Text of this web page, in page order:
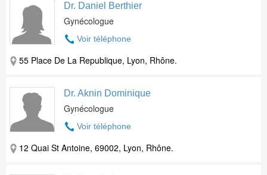
Dr. Daniel Berthier
Gynécologue
Voir téléphone
55 Place De La Republique, Lyon, Rhône.
Dr. Aknin Dominique
Gynécologue
Voir téléphone
12 Quai St Antoine, 69002, Lyon, Rhône.